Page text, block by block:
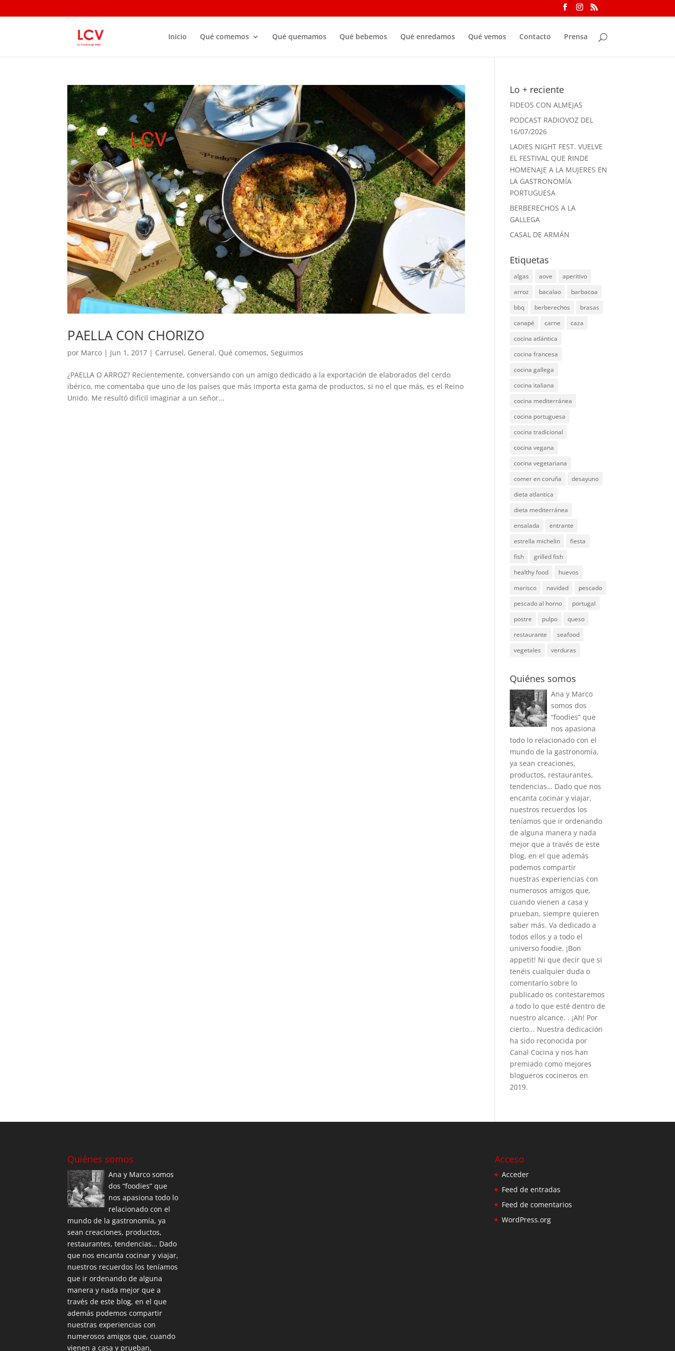
Inicio Qué comemos Qué quemamos Qué bebemos Qué enredamos Qué vemos Contacto Prensa
PAELLA CON CHORIZO
por Marco | Jun 1, 2017 | Carrusel, General, Qué comemos,Seguimos
¿PAELLA O ARROZ? Recientemente, conversando con un amigo dedicado a la exportación de elaborados del cerdo
ibérico, me comentaba que uno de los países que más importa esta gama de productos, si no el que más, es el Reino
Unido. Me resultó difícil imaginar a un señor...
Lo + reciente
FIDEOS CON ALMEJAS
PODCAST RADIOVOZ DEL
16/07/2026
LADIES NIGHT FEST. VUELVE
EL FESTIVAL QUE RINDE
HOMENAJE A LA MUJERES EN
LA GASTRONOMÍA
PORTUGUESA
BERBERECHOS A LA
GALLEGA
CASAL DE ARMÁN
Etiquetas
algas aove
aperitivo
arroz
bacalao
barbacoa
bbq
berberechos
brasas
canapé
carne
caza
cocina atlántica
cocina francesa
cocina gallega
cocina italiana
cocina mediterránea
cocina portuguesa
cocina tradicional
cocina vegana
cocina vegetariana
comer en coruña
desayuno
dieta atlantica
dieta mediterránea
ensalada
entrante
estrella michelin
fiesta
fish
grilled fish
healthy food
huevos
marisco
navidad
pescado
pescado al horno
portugal
postre
pulpo
queso
restaurante
seafood
vegetales
verduras
Quiénes somos
Ana y Marco
somos dos
“foodies” que
nos apasiona
todo lo relacionado con el
mundo de la gastronomía,
ya sean creaciones,
productos, restaurantes,
tendencias… Dado que nos
encanta cocinar y viajar,
nuestros recuerdos los
teníamos que ir ordenando
de alguna manera y nada
mejor que a través de este
blog, en el que además
podemos compartir
nuestras experiencias con
numerosos amigos que,
cuando vienen a casa y
prueban, siempre quieren
saber más. Va dedicado a
todos ellos y a todo el
universo foodie. ¡Bon
appetit! Ni que decir que si
tenéis cualquier duda o
comentario sobre lo
publicado os contestaremos
a todo lo que esté dentro de
nuestro alcance. . ¡Ah! Por
cierto... Nuestra dedicación
ha sido reconocida por
Canal Cocina y nos han
premiado como mejores
blogueros cocineros en
2019.
Quiénes somos
Ana y Marco somos
dos “foodies” que
nos apasiona todo lo
relacionado con el
mundo de la gastronomía, ya
sean creaciones, productos,
restaurantes, tendencias… Dado
que nos encanta cocinar y viajar,
nuestros recuerdos los teníamos
que ir ordenando de alguna
manera y nada mejor que a
través de este blog, en el que
además podemos compartir
nuestras experiencias con
numerosos amigos que, cuando
vienen a casa y prueban,
Acceso
Acceder
Feed de entradas
Feed de comentarios
WordPress.org